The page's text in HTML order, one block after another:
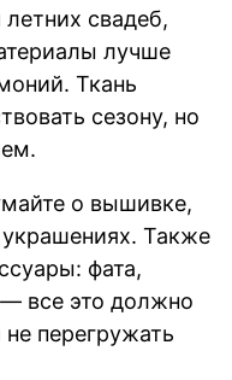
свадеб,
лучше
Ткань
сезону, но
о вышивке,
Также
фата,
все это должно
перегружать